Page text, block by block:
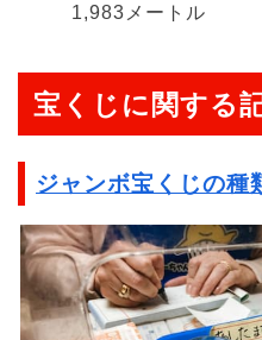
1,983メートル
宝くじに関する
ジャンボ宝くじの種